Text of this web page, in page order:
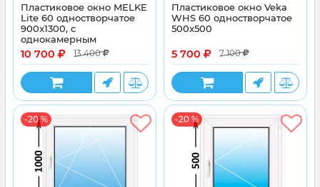
Пластиковое окно MELKE
Lite 60 одностворчатое
900x1300, с
однокамерным
энергосберегающим
стеклопакетом
10 700 13 400
Пластиковое окно Veka
WHS 60 одностворчатое
500x500
5 700 7 100
-20 % -20 %